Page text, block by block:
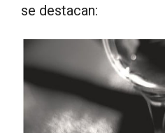
se destacan: